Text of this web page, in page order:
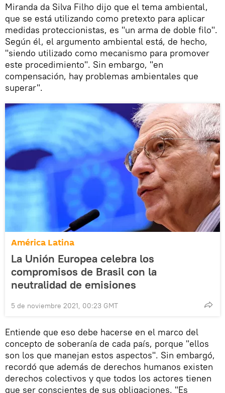
Miranda da Silva Filho dijo que el tema ambiental,
que se está utilizando como pretexto para aplicar
medidas proteccionistas, es "un arma de doble filo".
Según él, el argumento ambiental está, de hecho,
"siendo utilizado como mecanismo para promover
este procedimiento". Sin embargo, "en
compensación, hay problemas ambientales que
superar".
América Latina
La Unión Europea celebra los
compromisos de Brasil con la
neutralidad de emisiones
5 de noviembre 2021, 00:23 GMT
Entiende que eso debe hacerse en el marco del
concepto de soberanía de cada país, porque "ellos
son los que manejan estos aspectos". Sin embargó,
recordó que además de derechos humanos existen
derechos colectivos y que todos los actores tienen
que ser conscientes de sus obligaciones. "Es